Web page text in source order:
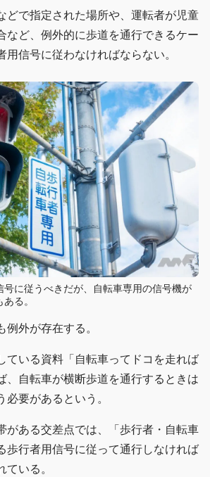
どで指定された場所や、運転者が児童
など、例外的に歩道を通行できるケー
用信号に従わなければならない。
号に従うべきだが、自転車専用の信号機が
る。
例外が存在する。
ている資料「自転車ってドコを走れば
、自転車が横断歩道を通行するときは
要があるという。
がある交差点では、「歩行者・自転車
歩行者用信号に従って通行しなければ
ている。